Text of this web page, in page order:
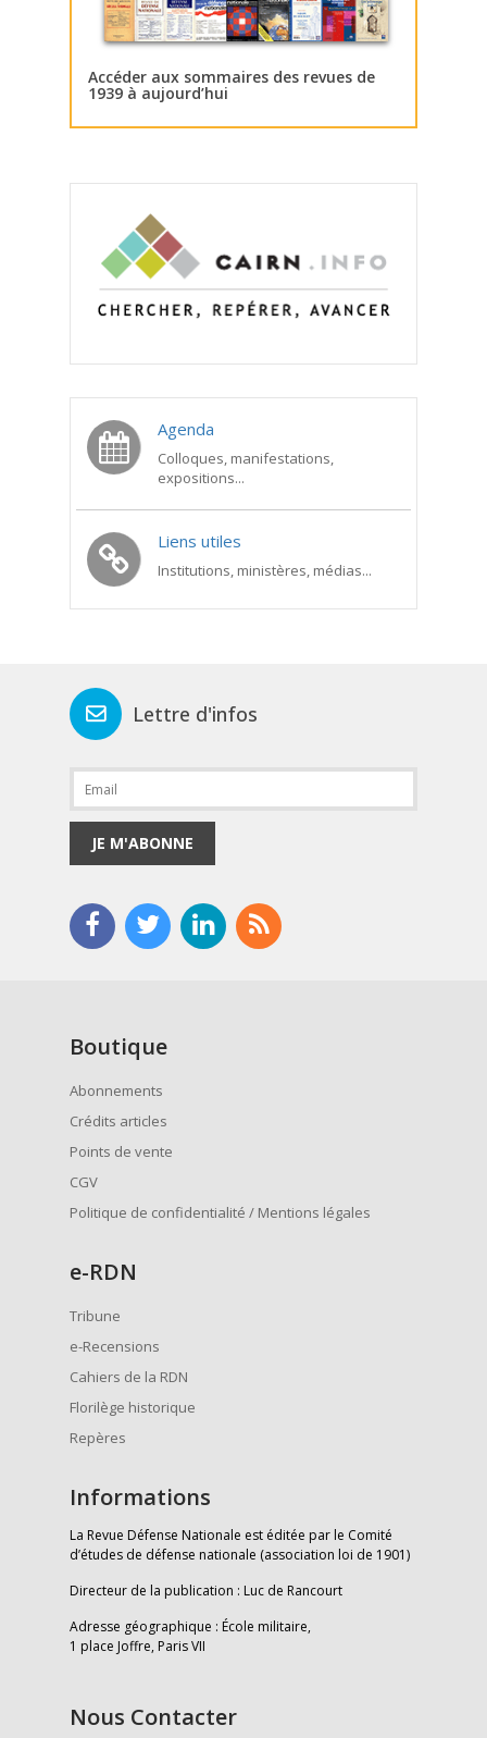
Accéder aux sommaires des revues de
1939 à aujourd’hui
Agenda
Colloques, manifestations,
expositions...
Liens utiles
Institutions, ministères, médias...
Lettre d'infos
JE M'ABONNE
Boutique
Abonnements
Crédits articles
Points de vente
CGV
Politique de confidentialité / Mentions légales
e-RDN
Tribune
e-Recensions
Cahiers de la RDN
Florilège historique
Repères
Informations
La Revue Défense Nationale est éditée par le Comité
d’études de défense nationale (association loi de 1901)
Directeur de la publication : Luc de Rancourt
Adresse géographique : École militaire,
1 place Joffre, Paris VII
Nous Contacter